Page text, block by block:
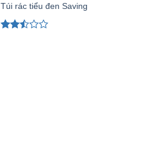
Túi rác tiểu đen Saving